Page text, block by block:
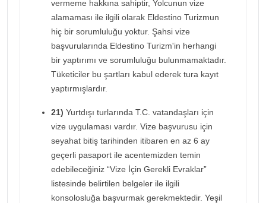
vermeme hakkına sahiptir, Yolcunun vize
alamaması ile ilgili olarak Eldestino Turizmun
hiç bir sorumluluğu yoktur. Şahsi vize
başvurularında Eldestino Turizm'in herhangi
bir yaptırımı ve sorumluluğu bulunmamaktadır.
Tüketiciler bu şartları kabul ederek tura kayıt
yaptırmışlardır.
21) Yurtdışı turlarında T.C. vatandaşları için
vize uygulaması vardır. Vize başvurusu için
seyahat bitiş tarihinden itibaren en az 6 ay
geçerli pasaport ile acentemizden temin
edebileceğiniz “Vize İçin Gerekli Evraklar”
listesinde belirtilen belgeler ile ilgili
konsolosluğa başvurmak gerekmektedir. Yeşil